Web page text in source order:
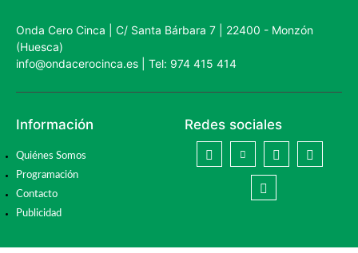
Onda Cero Cinca | C/ Santa Bárbara 7 | 22400 - Monzón
(Huesca)
info@ondacerocinca.es | Tel: 974 415 414
Información
Quiénes Somos
Programación
Contacto
Publicidad
Redes sociales